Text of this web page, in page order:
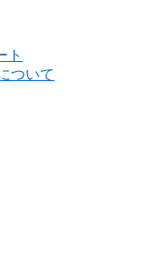
ト
ついて